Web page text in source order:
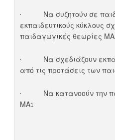
· Να συζητούν σε
εκπαιδευτικούς κύκλους
παιδαγωγικές θεωρίες
· Να σχεδιάζουν
από τις προτάσεις των
· Να κατανοούν την
ΜΑ1